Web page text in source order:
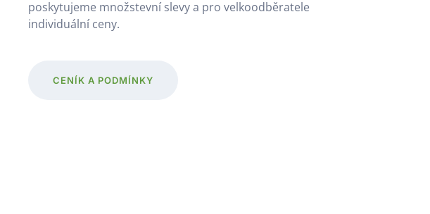
poskytujeme množstevní slevy a pro velkoodběratele
individuální ceny.
CENÍK A PODMÍNKY